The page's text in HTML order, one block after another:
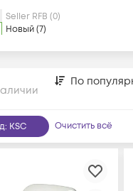
Seller RFB (0)
Новый (7)
По
: KSC Очистить всё